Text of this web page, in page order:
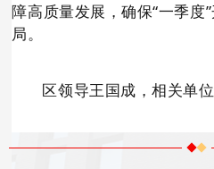
障高质量发展，确保“一季度
局。
区领导王国成，相关单